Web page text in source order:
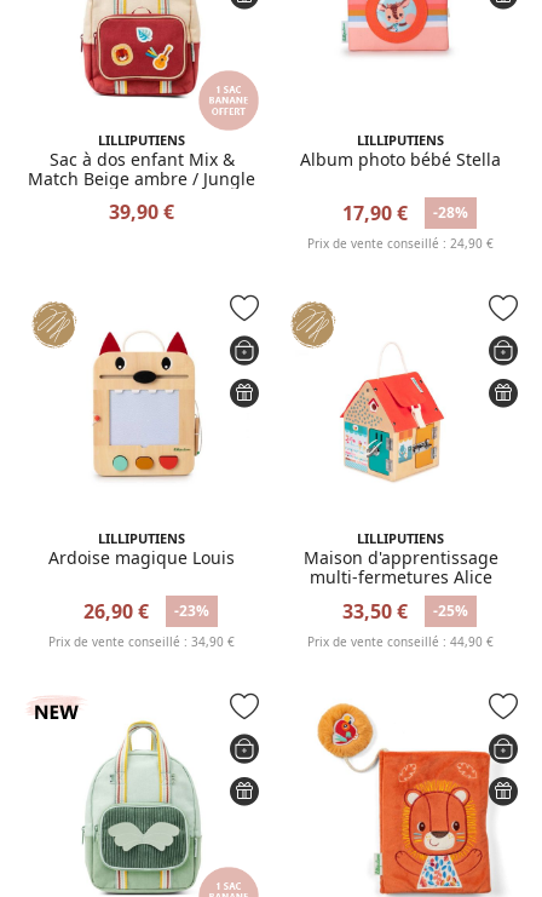
LILLIPUTIENS
Sac à dos enfant Mix &
Match Beige ambre / Jungle
39,90 €
LILLIPUTIENS
Album photo bébé Stella
17,90 € -28%
Prix de vente conseillé : 24,90 €
LILLIPUTIENS
Ardoise magique Louis
26,90 € -23%
Prix de vente conseillé : 34,90 €
LILLIPUTIENS
Maison d'apprentissage
multi-fermetures Alice
33,50 € -25%
Prix de vente conseillé : 44,90 €